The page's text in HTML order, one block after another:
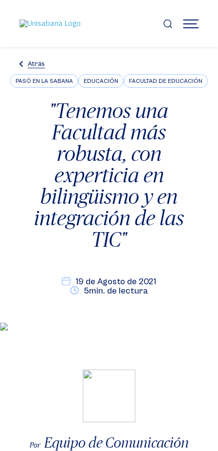
contenido
principal
MENÚ
Atrás
PASÓ EN LA SABANA EDUCACIÓN FACULTAD DE EDUCACIÓN
"Tenemos una
Facultad más
robusta, con
experticia en
bilingüismo y en
integración de las
TIC"
19 de Agosto de 2021
5min. de lectura
Por Equipo de Comunicación